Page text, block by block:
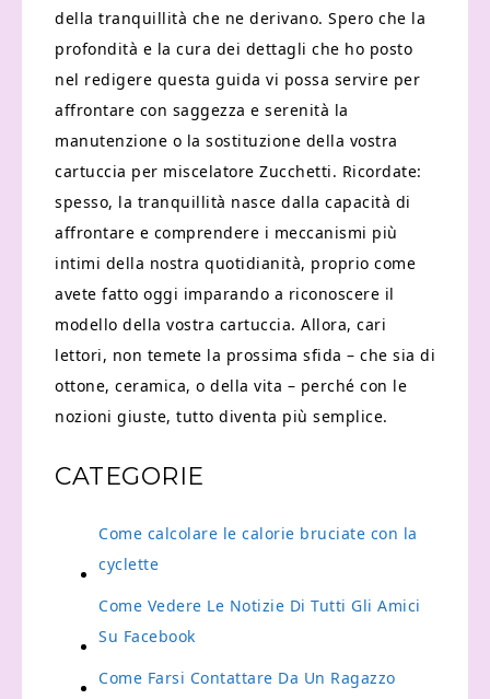
della tranquillità che ne derivano. Spero che la
profondità e la cura dei dettagli che ho posto
nel redigere questa guida vi possa servire per
affrontare con saggezza e serenità la
manutenzione o la sostituzione della vostra
cartuccia per miscelatore Zucchetti. Ricordate:
spesso, la tranquillità nasce dalla capacità di
affrontare e comprendere i meccanismi più
intimi della nostra quotidianità, proprio come
avete fatto oggi imparando a riconoscere il
modello della vostra cartuccia. Allora, cari
lettori, non temete la prossima sfida – che sia di
ottone, ceramica, o della vita – perché con le
nozioni giuste, tutto diventa più semplice.
CATEGORIE
Come calcolare le calorie bruciate con la
cyclette
Come Vedere Le Notizie Di Tutti Gli Amici
Su Facebook
Come Farsi Contattare Da Un Ragazzo